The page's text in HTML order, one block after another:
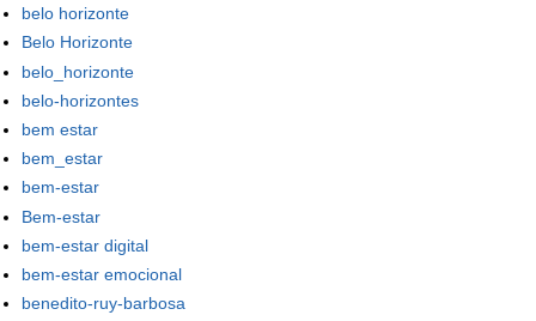
belo horizonte
Belo Horizonte
belo_horizonte
belo-horizontes
bem estar
bem_estar
bem-estar
Bem-estar
bem-estar digital
bem-estar emocional
benedito-ruy-barbosa